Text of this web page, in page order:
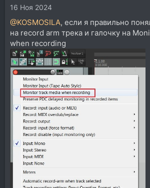
16 Ноя 2024
@KOSMOSILA, если я правильно
на record arm трека и галочку на
when recording